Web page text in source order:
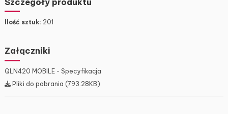
Ilość sztuk: 201
Załączniki
QLN420 MOBILE - Specyfikacja
Pliki do pobrania (793.28KB)